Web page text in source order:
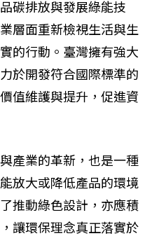
碳排放與發展綠能技
層面重新檢視生活與生
的行動。臺灣擁有強大
於開發符合國際標準的
值維護與提升，促進資
產業的革新，也是一種
放大或降低產品的環境
推動綠色設計，亦應積
讓環保理念真正落實於